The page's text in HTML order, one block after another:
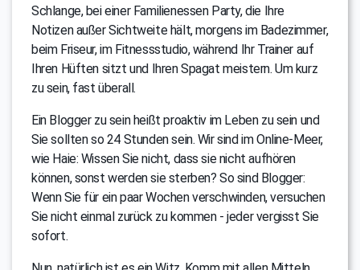
Schlange, bei einer Familienessen Party, die Ihre
Notizen außer Sichtweite hält, morgens im Badezimmer,
beim Friseur, im Fitnessstudio, während Ihr Trainer auf
Ihren Hüften sitzt und Ihren Spagat meistern. Um kurz
zu sein, fast überall.
Ein Blogger zu sein heißt proaktiv im Leben zu sein und
Sie sollten so 24 Stunden sein. Wir sind im Online-Meer,
wie Haie: Wissen Sie nicht, dass sie nicht aufhören
können, sonst werden sie sterben? So sind Blogger:
Wenn Sie für ein paar Wochen verschwinden, versuchen
Sie nicht einmal zurück zu kommen - jeder vergisst Sie
sofort.